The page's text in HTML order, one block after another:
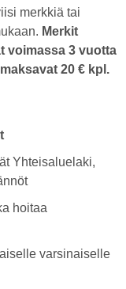
merkkiä tai
Merkit
voimassa 3 vuotta
20 € kpl.
Yhteisaluelaki,
hoitaa
varsinaiselle